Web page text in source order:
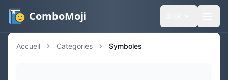
ComboMoji
Accueil Categories Symboles